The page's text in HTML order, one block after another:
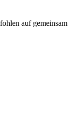
auf gemeinsam